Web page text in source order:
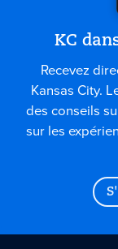
KC
Recevez
Kansas City.
des conseils
sur les